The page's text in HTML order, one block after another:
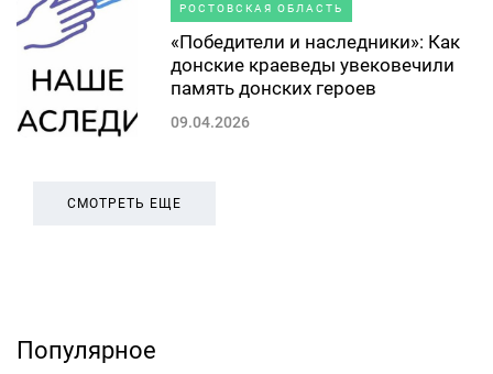
РОСТОВСКАЯ ОБЛАСТЬ
«Победители и наследники»: Как
донские краеведы увековечили
память донских героев
09.04.2026
СМОТРЕТЬ ЕЩЕ
Популярное